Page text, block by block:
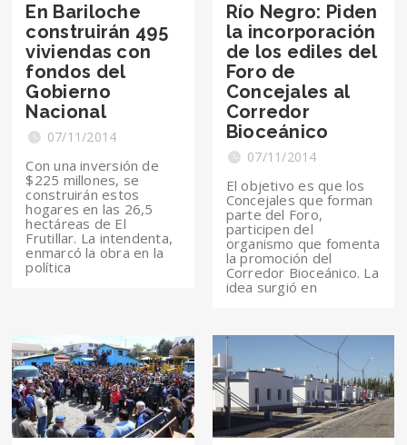
En Bariloche
construirán 495
viviendas con
fondos del
Gobierno
Nacional
07/11/2014
Con una inversión de
$225 millones, se
construirán estos
hogares en las 26,5
hectáreas de El
Frutillar. La intendenta,
enmarcó la obra en la
política
Río Negro: Piden
la incorporación
de los ediles del
Foro de
Concejales al
Corredor
Bioceánico
07/11/2014
El objetivo es que los
Concejales que forman
parte del Foro,
participen del
organismo que fomenta
la promoción del
Corredor Bioceánico. La
idea surgió en